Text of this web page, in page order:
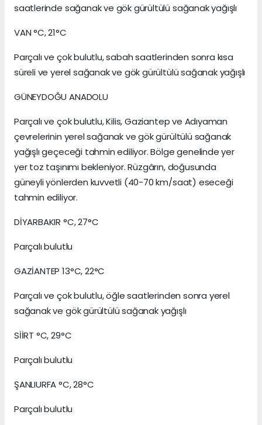
saatlerinde sağanak ve gök gürültülü sağanak yağışlı
VAN °C, 21°C
Parçalı ve çok bulutlu, sabah saatlerinden sonra kısa
süreli ve yerel sağanak ve gök gürültülü sağanak yağışlı
GÜNEYDOĞU ANADOLU
Parçalı ve çok bulutlu, Kilis, Gaziantep ve Adıyaman
çevrelerinin yerel sağanak ve gök gürültülü sağanak
yağışlı geçeceği tahmin ediliyor. Bölge genelinde yer
yer toz taşınımı bekleniyor. Rüzgârın, doğusunda
güneyli yönlerden kuvvetli (40-70 km/saat) eseceği
tahmin ediliyor.
DİYARBAKIR °C, 27°C
Parçalı bulutlu
GAZİANTEP 13°C, 22°C
Parçalı ve çok bulutlu, öğle saatlerinden sonra yerel
sağanak ve gök gürültülü sağanak yağışlı
SİİRT °C, 29°C
Parçalı bulutlu
ŞANLIURFA °C, 28°C
Parçalı bulutlu